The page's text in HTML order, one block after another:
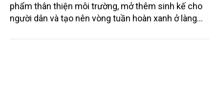
phẩm thân thiện môi trường, mở thêm sinh kế cho
người dân và tạo nên vòng tuần hoàn xanh ở làng
chén, dĩa... từ mo cau đã được thị trường trong nước